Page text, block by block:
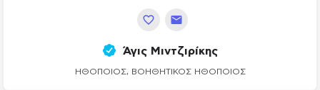
Άγις Μιντζιρίκης
ΗΘΟΠΟΙΌΣ, ΒΟΗΘΗΤΙΚΌΣ ΗΘΟΠΟΙΌΣ